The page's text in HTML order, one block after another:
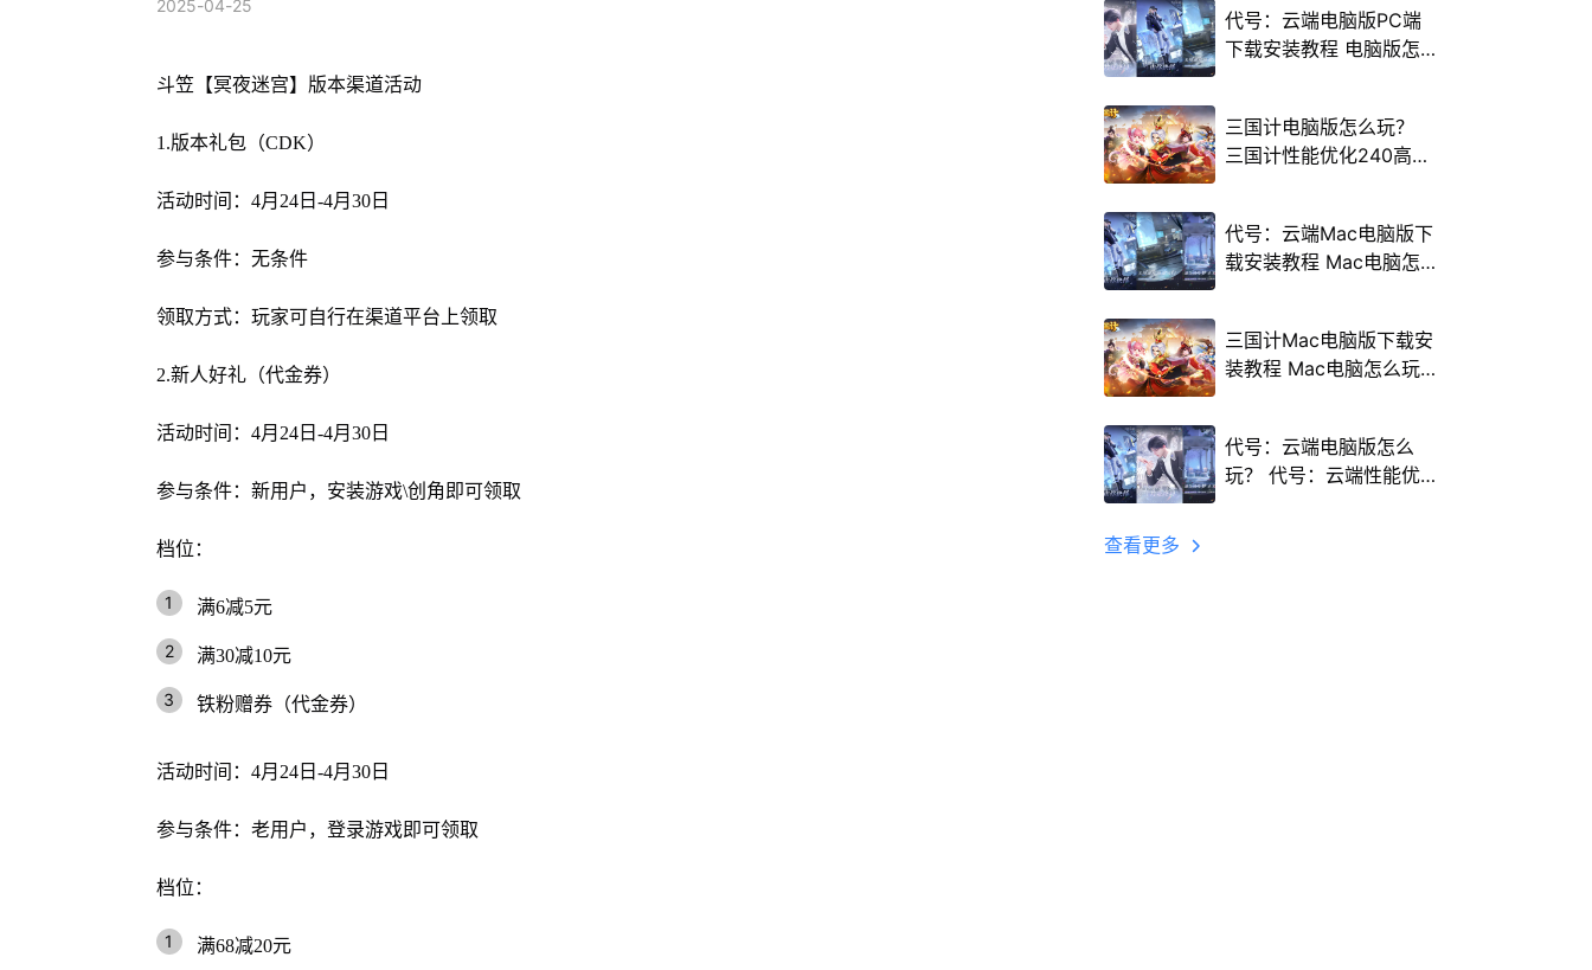
2025-04-25
斗笠【冥夜迷宫】版本渠道活动
1.版本礼包（CDK）
活动时间：4月24日-4月30日
参与条件：无条件
领取方式：玩家可自行在渠道平台上领取
2.新人好礼（代金券）
活动时间：4月24日-4月30日
参与条件：新用户，安装游戏\创角即可领取
档位：
满6减5元
满30减10元
铁粉赠券（代金券）
活动时间：4月24日-4月30日
参与条件：老用户，登录游戏即可领取
档位：
满68减20元
代号：云端电脑版PC端
下载安装教程 电脑版怎
三国计电脑版怎么玩？
三国计性能优化240高帧
代号：云端Mac电脑版下
载安装教程 Mac电脑怎
三国计Mac电脑版下载安
装教程 Mac电脑怎么玩
代号：云端电脑版怎么
玩？ 代号：云端性能优
查看更多